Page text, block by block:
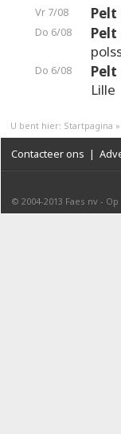
Vr 7/08 Pelt
Do 6/08 Pelt
Do 6/08 Pelt
Lille
U bent hier: Startpagina »
Contacteer ons |
© 2004-2013 Faes nv -